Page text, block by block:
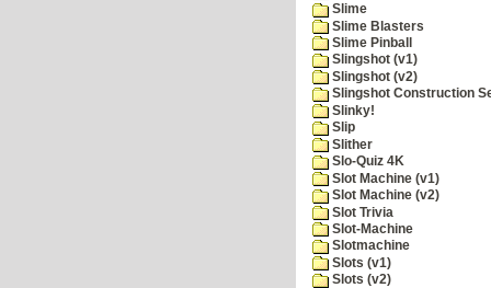
Slime
Slime Blasters
Slime Pinball
Slingshot (v1)
Slingshot (v2)
Slingshot Construction
Slinky!
Slip
Slither
Slo-Quiz 4K
Slot Machine (v1)
Slot Machine (v2)
Slot Trivia
Slot-Machine
Slotmachine
Slots (v1)
Slots (v2)